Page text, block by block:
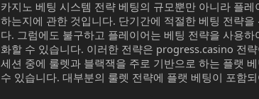
카지노 베팅 시스템 전략 베팅의 규모뿐만 아니라 플
하는지에 관한 것입니다. 단기간에 적절한 베팅 전략
다. 그럼에도 불구하고 플레이어는 베팅 전략을 사용
화할 수 있습니다. 이러한 전략은 progress.casino 전
세션 중에 룰렛과 블랙잭을 주로 기반으로 하는 플랫
수 있습니다. 대부분의 룰렛 전략에 플랫 베팅이 포함되